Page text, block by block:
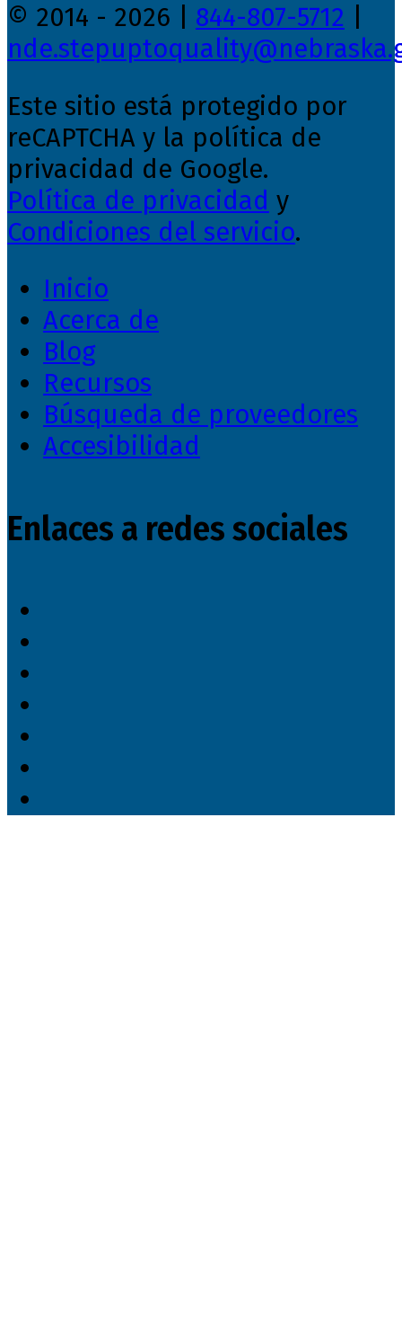
© 2014 - 2026 | 844-807-5712
Este sitio está protegido por
reCAPTCHA y la política de
privacidad de Google.
Política de privacidad y
Condiciones del servicio.
Inicio
Acerca de
Blog
Recursos
Búsqueda de proveedores
Accesibilidad
Enlaces a redes sociales